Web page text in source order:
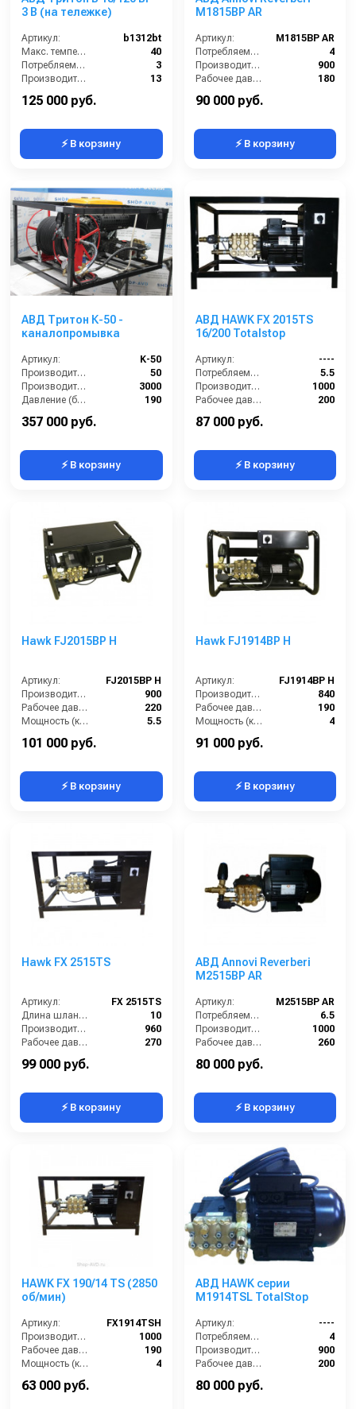
3 B (на тележке)
Артикул:
b1312bt
Макс. температура воды (°C):
40
Потребляемая мощность (кВт):
3
Производительность (л/мин):
13
125 000 руб.
⚡ В корзину
M1815BP AR
Артикул:
M1815BP AR
Потребляемая мощность (кВт):
4
Производительность (л/ч):
900
Рабочее давление (бар):
180
90 000 руб.
⚡ В корзину
АВД Тритон К-50 -
каналопромывка
Артикул:
K-50
Производительность (л/мин):
50
Производительность (л/ч):
3000
Давление (бар):
190
357 000 руб.
⚡ В корзину
АВД HAWK FX 2015TS
16/200 Totalstop
Артикул:
----
Потребляемая мощность (кВт):
5.5
Производительность (л/ч):
1000
Рабочее давление (бар):
200
Мощность (кВт):
87 000 руб.
⚡ В корзину
Hawk FJ2015BP H
Артикул:
FJ2015BP H
Производительность (л/ч):
900
Рабочее давление (бар):
220
Мощность (кВт):
5.5
101 000 руб.
⚡ В корзину
Hawk FJ1914BP H
Артикул:
FJ1914BP H
Производительность (л/ч):
840
Рабочее давление (бар):
190
Мощность (кВт):
4
Электропитание (В):
91 000 руб.
⚡ В корзину
Hawk FX 2515TS
Артикул:
FX 2515TS
Длина шланга ВД (м):
10
Производительность (л/ч):
960
Рабочее давление (бар):
270
Мощность (кВт):
99 000 руб.
⚡ В корзину
АВД Annovi Reverberi
M2515BP AR
Артикул:
M2515BP AR
Потребляемая мощность (кВт):
6.5
Производительность (л/ч):
1000
Рабочее давление (бар):
260
Мощность (кВт):
80 000 руб.
⚡ В корзину
HAWK FX 190/14 TS (2850
об/мин)
Артикул:
FX1914TSH
Производительность (л/ч):
1000
Рабочее давление (бар):
190
Мощность (кВт):
4
Электропитание (В):
63 000 руб.
АВД HAWK серии
M1914TSL TotalStop
Артикул:
----
Потребляемая мощность (кВт):
4
Производительность (л/ч):
900
Рабочее давление (бар):
200
Мощность (кВт):
80 000 руб.